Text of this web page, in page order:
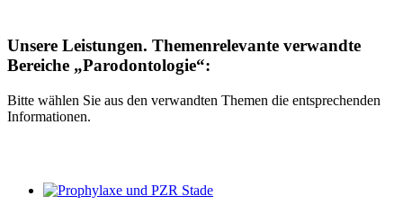
Unsere Leistungen. Themenrelevante verwandte
Bereiche „Parodontologie“:
Bitte wählen Sie aus den verwandten Themen die entsprechenden
Informationen.